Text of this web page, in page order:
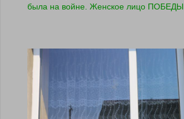
была на войне. Женское лицо ПОБЕДЫ